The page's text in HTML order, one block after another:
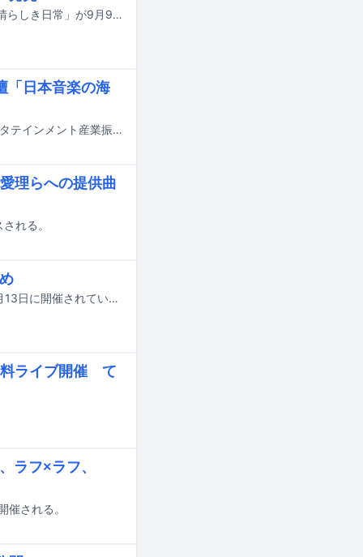
シンガーソングライター大石昌良の約8年ぶりとなるニューシングル「嗚呼、素晴らしき日常」が9月9日にCDリリースされることが決定した。
「日本音楽の海
6月12日に東京都内にてJASRACとCEIPA（一般社団法人カルチャー アンド エンタテインメント産業振興会）によるクリエイター支援イベント「JASRAC Creator Seminar -MUSIC AWARDS JAPAN WEEK JASRAC×CEIPA-」が開催された。本イベントは2部構成で行われ、YouTube日本音楽パートナーシップ責任者の鬼頭武也氏、Spotify Japan音楽企画推進統括の芦澤紀子氏、ソングライター / プロデューサーのher0ism、劇伴 / アニメ音楽作曲家の林ゆうき、ボカロPのねじ式が登壇した。
理らへの提供曲
れる。
国内最大規模の国際音楽賞「MUSIC AWARDS JAPAN 2026」の授賞式が本日6月13日に開催されている。この記事では各部門の受賞結果を発表していく。以下リストの★印が受賞者・受賞作品となる。
料ライブ開催 て
ラフ×ラフ、
される。